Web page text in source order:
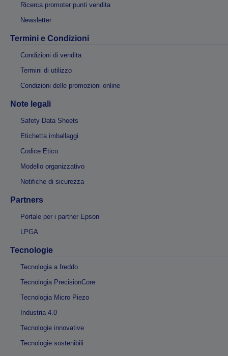
Ricerca promoter punti vendita
Newsletter
Termini e Condizioni
Condizioni di vendita
Termini di utilizzo
Condizioni delle promozioni online
Note legali
Safety Data Sheets
Etichetta imballaggi
Codice Etico
Modello organizzativo
Notifiche di sicurezza
Partners
Portale per i partner Epson
LPGA
Tecnologie
Tecnologia a freddo
Tecnologia PrecisionCore
Tecnologia Micro Piezo
Industria 4.0
Tecnologie innovative
Tecnologie sostenibili